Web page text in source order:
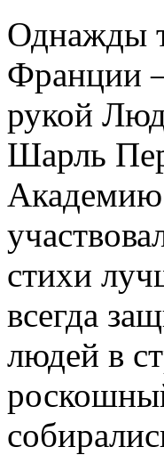
Однажды
Франции
рукой
Шарль
стихи
всегда
людей в